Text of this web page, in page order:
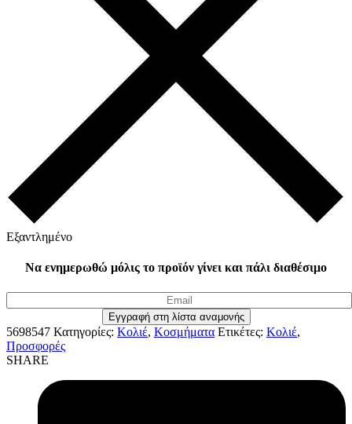
Εξαντλημένο
Να ενημερωθώ μόλις το προϊόν γίνει και πάλι διαθέσιμο
5698547 Κατηγορίες: Κολιέ, Κοσμήματα Ετικέτες: Κολιέ,
Προσφορές
SHARE